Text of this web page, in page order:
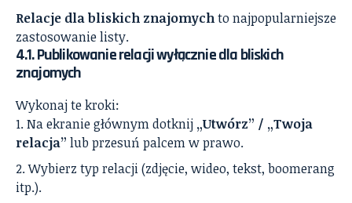
Relacje dla bliskich znajomychto najpopularniejsze
zastosowanie listy.
4.1. Publikowanie relacji wyłącznie dla bliskich
znajomych
Wykonaj te kroki:
Na ekranie głównym dotknij „Utwórz” / „Twoja
relacja” lub przesuń palcem w prawo.
Wybierz typ relacji (zdjęcie, wideo, tekst, boomerang
itp.).